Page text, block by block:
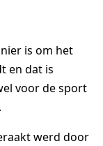
is om het
en dat is
voor de sport
werd door